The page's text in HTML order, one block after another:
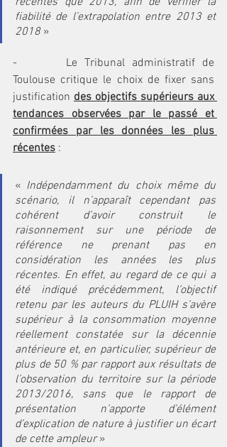
fiabilité de l’extrapolation entre 2013 et
2018 »
-       Le Tribunal administratif de
Toulouse critique le choix de fixer sans
justification des objectifs supérieurs aux
tendances observées par le passé et
confirmées par les données les plus
récentes :
« Indépendamment du choix même du
scénario, il n’apparaît cependant pas
cohérent d’avoir construit le
raisonnement sur une période de
référence ne prenant pas en
considération les années les plus
récentes. En effet, au regard de ce qui a
été indiqué précédemment, l’objectif
retenu par les auteurs du PLUIH s’avère
supérieur à la consommation moyenne
réellement constatée sur la décennie
antérieure et, en particulier, supérieur de
plus de 50 % par rapport aux résultats de
l’observation du territoire sur la période
2013/2016, sans que le rapport de
présentation n’apporte d’élément
d’explication de nature à justifier un écart
de cette ampleur »